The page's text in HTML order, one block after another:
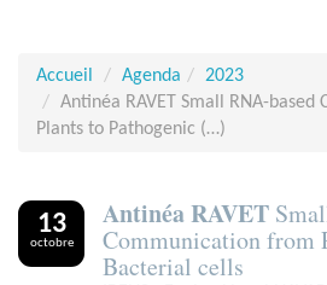
Accueil
Agenda
2023
Antinéa RAVET Small RNA-
Plants to Pathogenic (…)
13
octobre
Antinéa RAVET
Communication from
Bacterial cells